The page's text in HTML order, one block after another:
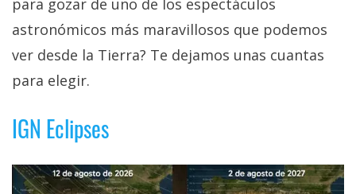
para gozar de uno de los espectáculos
astronómicos más maravillosos que podemos
ver desde la Tierra? Te dejamos unas cuantas
para elegir.
IGN Eclipses